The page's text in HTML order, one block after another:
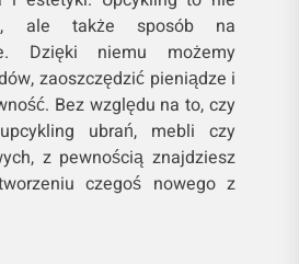
ale także sposób na
Dzięki niemu możemy
zaoszczędzić pieniądze i
Bez względu na to, czy
ubrań, mebli czy
z pewnością znajdziesz
czegoś nowego z